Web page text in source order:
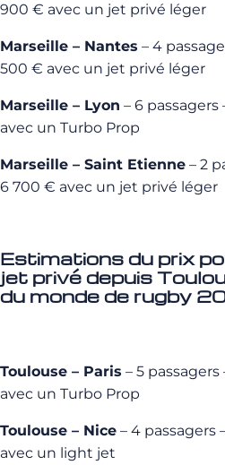
900 € avec un jet privé léger
Marseille – Nantes – 4
500 € avec un jet privé léger
Marseille – Lyon – 6
avec un Turbo Prop
Marseille – Saint Etienne – 2
6 700 € avec un jet privé léger
Estimations du prix
jet privé depuis
du monde de rugby
Toulouse – Paris – 5
avec un Turbo Prop
Toulouse – Nice – 4 passagers
avec un light jet